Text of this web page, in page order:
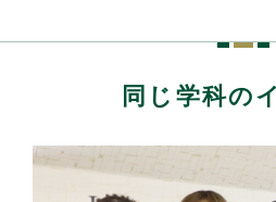
同じ学科の